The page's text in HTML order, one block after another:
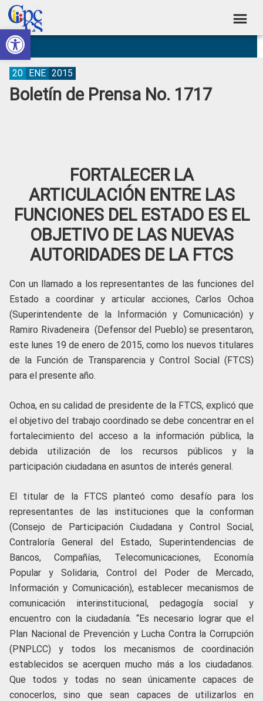
Abrir barra de herramientas
Skip
to
primary
navigation
Skip
to
main
content
Skip
to
primary
sidebar
Skip
to
footer
Consejo
de
Participación
Ciudadana
Construyendo
Poder
Ciudadano
Boletín de Prensa No. 1717
20 ENE 2015
FORTALECER LA
ARTICULACIÓN ENTRE LAS
FUNCIONES DEL ESTADO ES EL
OBJETIVO DE LAS NUEVAS
AUTORIDADES DE LA FTCS
Con un llamado a los representantes de las funciones del
Estado a coordinar y articular acciones, Carlos Ochoa
(Superintendente de la Información y Comunicación) y
Ramiro Rivadeneira (Defensor del Pueblo) se presentaron,
este lunes 19 de enero de 2015, como los nuevos titulares
de la Función de Transparencia y Control Social (FTCS)
para el presente año.
Ochoa, en su calidad de presidente de la FTCS, explicó que
el objetivo del trabajo coordinado se debe concentrar en el
fortalecimiento del acceso a la información pública, la
debida utilización de los recursos públicos y la
participación ciudadana en asuntos de interés general.
El titular de la FTCS planteó como desafío para los
representantes de las instituciones que la conforman
(Consejo de Participación Ciudadana y Control Social,
Contraloría General del Estado, Superintendencias de
Bancos, Compañías, Telecomunicaciones, Economía
Popular y Solidaria, Control del Poder de Mercado,
Información y Comunicación), establecer mecanismos de
comunicación interinstitucional, pedagogía social y
encuentro con la ciudadanía. “Es necesario lograr que el
Plan Nacional de Prevención y Lucha Contra la Corrupción
(PNPLCC) y todos los mecanismos de coordinación
establecidos se acerquen mucho más a los ciudadanos.
Que todos y todas no sean únicamente capaces de
conocerlos, sino que sean capaces de utilizarlos en